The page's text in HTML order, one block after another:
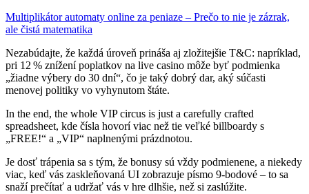
Multiplikátor automaty online za peniaze – Prečo to nie je zázrak,
ale čistá matematika
Nezabúdajte, že každá úroveň prináša aj zložitejšie T&C: napríklad,
pri 12 % znížení poplatkov na live casino môže byť podmienka
„žiadne výbery do 30 dní“, čo je taký dobrý dar, aký súčasti
menovej politiky vo vyhynutom štáte.
In the end, the whole VIP circus is just a carefully crafted
spreadsheet, kde čísla hovorí viac než tie veľké billboardy s
„FREE!“ a „VIP“ naplnenými prázdnotou.
Je dosť trápenia sa s tým, že bonusy sú vždy podmienene, a niekedy
viac, keď vás zaskleňovaná UI zobrazuje písmo 9‑bodové – to sa
snaží prečítať a udržať vás v hre dlhšie, než si zaslúžite.